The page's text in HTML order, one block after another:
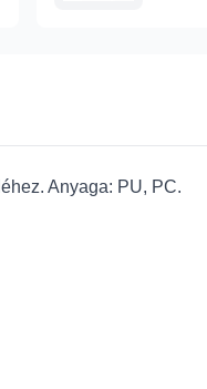
Anyaga: PU, PC.